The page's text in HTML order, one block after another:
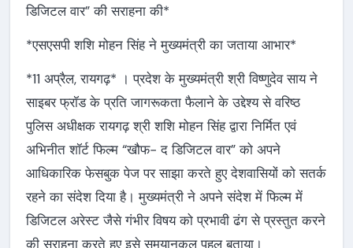
डिजिटल वार” की सराहना की*
*एसएसपी शशि मोहन सिंह ने मुख्यमंत्री का जताया आभार*
*11 अप्रैल, रायगढ़* । प्रदेश के मुख्यमंत्री श्री विष्णुदेव साय ने
साइबर फ्रॉड के प्रति जागरूकता फैलाने के उद्देश्य से वरिष्ठ
पुलिस अधीक्षक रायगढ़ श्री शशि मोहन सिंह द्वारा निर्मित एवं
अभिनीत शॉर्ट फिल्म “खौफ- द डिजिटल वार” को अपने
आधिकारिक फेसबुक पेज पर साझा करते हुए देशवासियों को सतर्क
रहने का संदेश दिया है। मुख्यमंत्री ने अपने संदेश में फिल्म में
डिजिटल अरेस्ट जैसे गंभीर विषय को प्रभावी ढंग से प्रस्तुत करने
की सराहना करते हुए इसे समयानुकूल पहल बताया।